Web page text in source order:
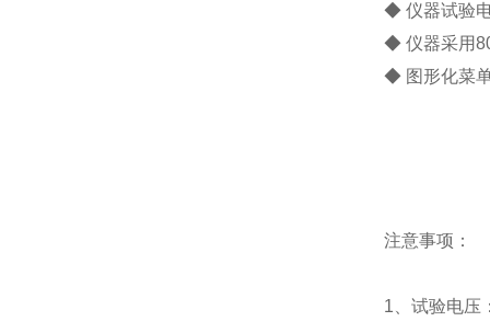
◆ 仪器试验
◆ 仪器采用
◆ 图形化菜
注意事项：
1、试验电压